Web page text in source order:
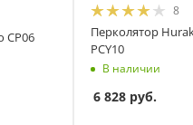
CP06
8
Перколятор
PCY10
В наличии
6 828 руб.